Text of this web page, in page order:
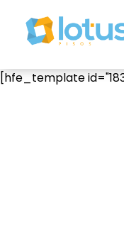
[hfe_template